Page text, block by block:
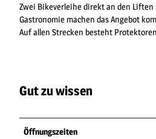
Zwei Bikeverleihe direkt an den
Gastronomie machen das Angebot
Auf allen Strecken besteht
Gut zu wissen
Öffnungszeiten